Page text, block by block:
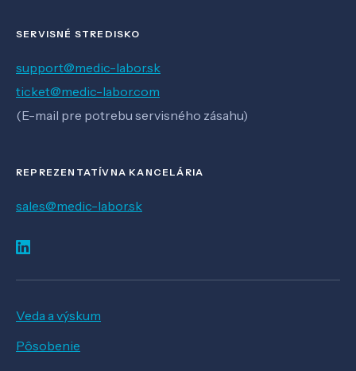
SERVISNÉ STREDISKO
support@medic-labor.sk
ticket@medic-labor.com
(E-mail pre potrebu servisného zásahu)
REPREZENTATÍVNA KANCELÁRIA
sales@medic-labor.sk
Veda a výskum
Pôsobenie